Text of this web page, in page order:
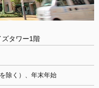
タワー1階
除く）、年末年始